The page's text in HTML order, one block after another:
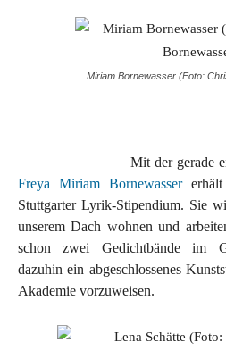
Miriam Bornewasser (Foto:
Mit der gerade einmal
Freya Miriam Bornewassererhält
Stuttgarter Lyrik-Stipendium. Sie
unserem Dach wohnen und
schon zwei Gedichtbände im
dazuhin ein abgeschlossenes
Akademie vorzuweisen.